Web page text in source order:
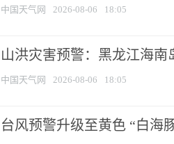
中国天气网 2026-08-06 18:05
山洪灾害预警：黑龙江海
中国天气网 2026-08-06 18:05
台风预警升级至黄色 “白海